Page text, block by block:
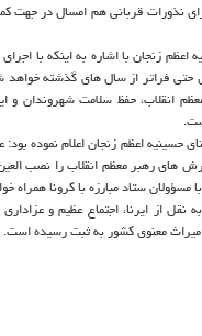
نذورات قربانی هم امسال در جهت
زنجان با اشاره به اینکه با
حتی فراتر از سال های گذشته
انقلاب، حفظ سلامت شهروندان و
حسینیه اعظم زنجان اعلام نموده
های رهبر معظم انقلاب را نصب
ستاد مبارزه با کرونا همراه
نقل از ایرنا، اجتماع عظیم و
معنوی کشور به ثبت رسیده است.